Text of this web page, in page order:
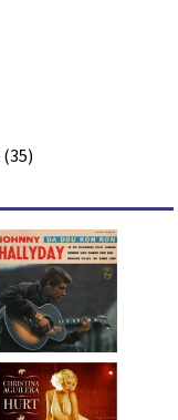
(35)